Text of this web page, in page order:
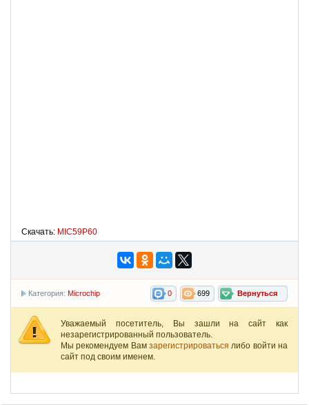
Скачать: MIC59P60
Вернуться
699
0
Категория: Microchip
Уважаемый посетитель, Вы зашли на сайт как
незарегистрированный пользователь.
Мы рекомендуем Вам зарегистрироватьсялибо войти на
сайт под своим именем.